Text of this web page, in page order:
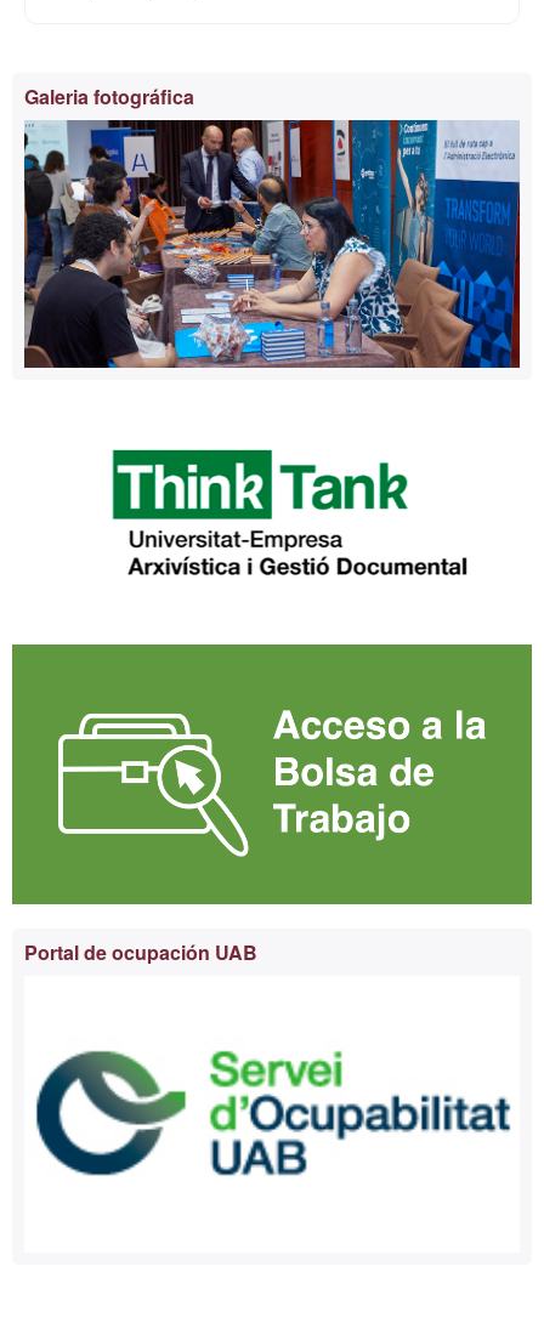
Información
complementaria
Galeria fotográfica
Portal de ocupación UAB